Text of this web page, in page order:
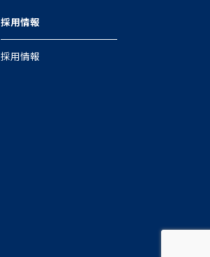
採用情報
採用情報